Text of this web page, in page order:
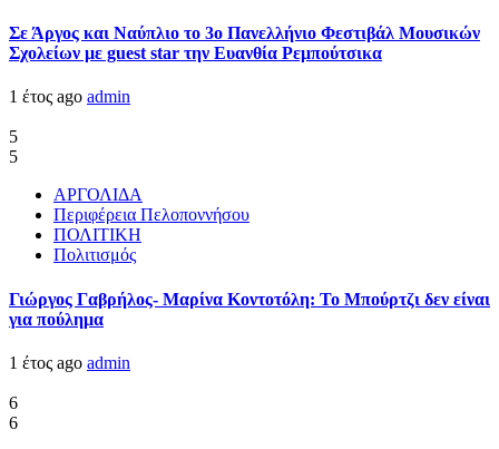
Σε Άργος και Ναύπλιο το 3ο Πανελλήνιο Φεστιβάλ Μουσικών
Σχολείων με guest star την Ευανθία Ρεμπούτσικα
1 έτος ago admin
5
5
ΑΡΓΟΛΙΔΑ
Περιφέρεια Πελοποννήσου
ΠΟΛΙΤΙΚΗ
Πολιτισμός
Γιώργος Γαβρήλος- Μαρίνα Κοντοτόλη: Το Μπούρτζι δεν είναι
για πούλημα
1 έτος ago admin
6
6